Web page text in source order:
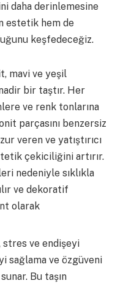
daha derinlemesine
estetik hem de
keşfedeceğiz.
mavi ve yeşil
bir taştır. Her
ve renk tonlarına
parçasını benzersiz
veren ve yatıştırıcı
çekiciliğini artırır.
nedeniyle sıklıkla
ve dekoratif
olarak
stres ve endişeyi
sağlama ve özgüveni
Bu taşın